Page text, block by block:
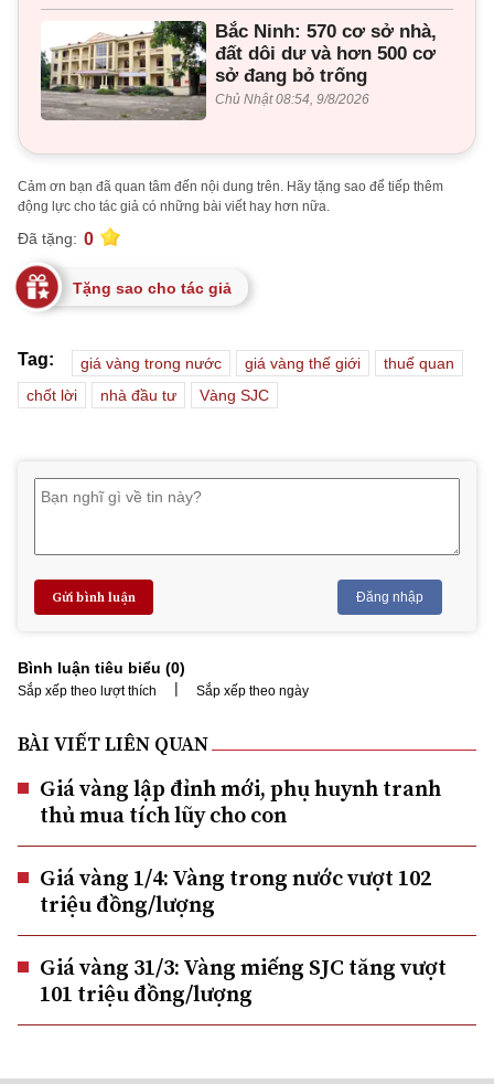
Bắc Ninh: 570 cơ sở nhà,
đất dôi dư và hơn 500 cơ
sở đang bỏ trống
Chủ Nhật 08:54, 9/8/2026
Cảm ơn bạn đã quan tâm đến nội dung trên. Hãy tặng sao để tiếp thêm
động lực cho tác giả có những bài viết hay hơn nữa.
Đã tặng: 0
Tặng sao cho tác giả
Tag: giá vàng trong nước giá vàng thế giới
thuế quan
chốt lời
nhà đầu tư Vàng SJC
Gửi bình luận Đăng nhập
Bình luận tiêu biểu (0)
Sắp xếp theo lượt thích | Sắp xếp theo ngày
BÀI VIẾT LIÊN QUAN
Giá vàng lập đỉnh mới, phụ huynh tranh
thủ mua tích lũy cho con
Giá vàng 1/4: Vàng trong nước vượt 102
triệu đồng/lượng
Giá vàng 31/3: Vàng miếng SJC tăng vượt
101 triệu đồng/lượng